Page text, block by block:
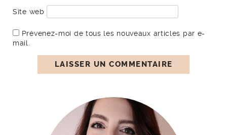
Site web
Prévenez-moi de tous les nouveaux articles par e-
mail.